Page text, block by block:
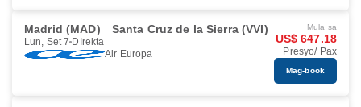
Madrid (MAD) Santa Cruz de la Sierra (VVI)
Lun, Set 7 DIrekta
Air Europa
Mula sa
US$ 647.18
Presyo/ Pax
Mag-book